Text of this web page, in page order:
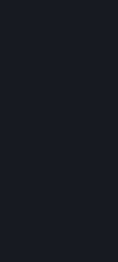
© 2026 Valve Corporation.
tulajdonosaiké az Egyesült
Minden ár tartalmazza az áfát,